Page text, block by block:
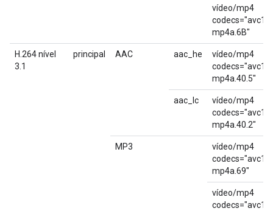
vídeo/mp4
mp4a.6B"
H.264 nível
3.1
principal AAC aac_he
vídeo/mp4
mp4a.40.5"
aac_lc
vídeo/mp4
mp4a.40.2"
MP3
vídeo/mp4
mp4a.69"
vídeo/mp4